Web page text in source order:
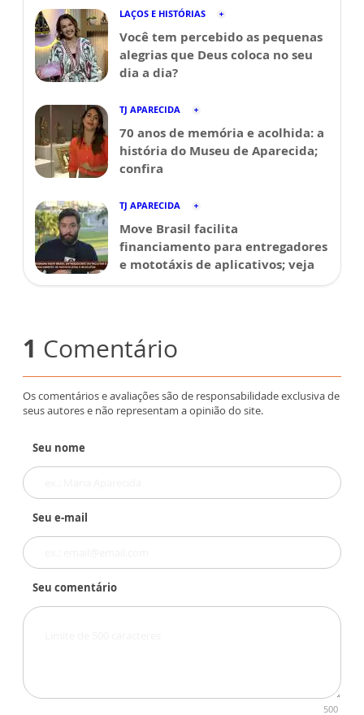
LAÇOS E HISTÓRIAS
Você tem percebido as pequenas
alegrias que Deus coloca no seu
dia a dia?
TJ APARECIDA
70 anos de memória e acolhida: a
história do Museu de Aparecida;
confira
TJ APARECIDA
Move Brasil facilita
financiamento para entregadores
e mototáxis de aplicativos; veja
1 Comentário
Os comentários e avaliações são de responsabilidade exclusiva de
seus autores e não representam a opinião do site.
Seu nome
Seu e-mail
Seu comentário
500